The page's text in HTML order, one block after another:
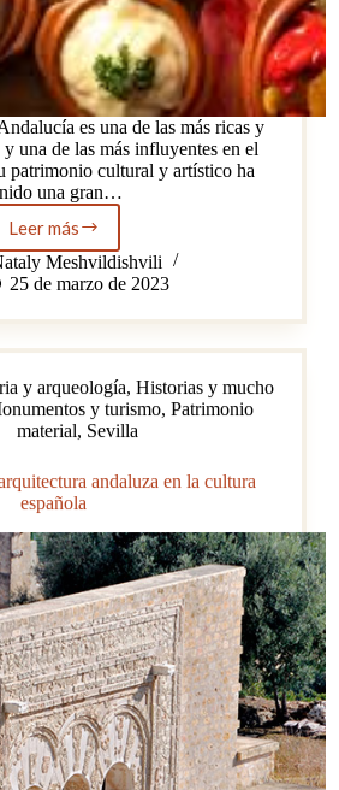
es una de las más ricas y
una de las más influyentes en el
patrimonio cultural y artístico ha
una gran…
Leer más
Como
la
gastronomía
Andalucía
ha
influenciada
por
su
cultural
y
Meshvildishvili
25 de marzo de 2023
y arqueología, Historias y mucho
y turismo, Patrimonio
material, Sevilla
andaluza en la cultura
española